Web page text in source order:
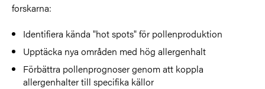
forskarna:
Identifiera kända "hot spots" för pollenproduktion
Upptäcka nya områden med hög allergenhalt
Förbättra pollenprognoser genom att koppla
allergenhalter till specifika källor